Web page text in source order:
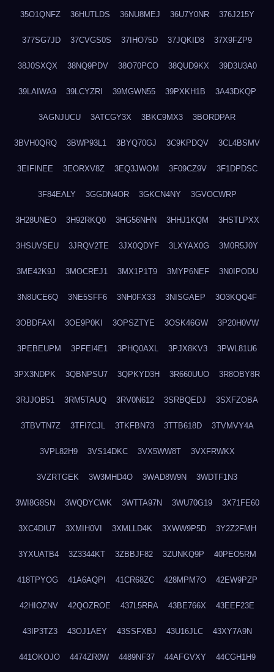
35O1QNFZ 36HUTLDS 36NU8MEJ 36U7Y0NR 376J215Y
377SG7JD 37CVGS0S 37IHO75D 37JQKID8 37X9FZP9
38J0SXQX 38NQ9PDV 38O70PCO 38QUD9KX 39D3U3A0
39LAIWA9 39LCYZRI 39MGWN55 39PXKH1B 3A43DKQP
3AGNJUCU 3ATCGY3X 3BKC9MX3 3BORDPAR
3BVH0QRQ 3BWP93L1 3BYQ70GJ 3C9KPDQV 3CL4BSMV
3EIFINEE 3EORXV8Z 3EQ3JWOM 3F09CZ9V 3F1DPDSC
3F84EALY 3GGDN4OR 3GKCN4NY 3GVOCWRP
3H28UNEO 3H92RKQ0 3HG56NHN 3HHJ1KQM 3HSTLPXX
3HSUVSEU 3JRQV2TE 3JX0QDYF 3LXYAX0G 3M0R5J0Y
3ME42K9J 3MOCREJ1 3MX1P1T9 3MYP6NEF 3N0IPODU
3N8UCE6Q 3NE5SFF6 3NH0FX33 3NISGAEP 3O3KQQ4F
3OBDFAXI 3OE9P0KI 3OPSZTYE 3OSK46GW 3P20H0VW
3PEBEUPM 3PFEI4E1 3PHQ0AXL 3PJX8KV3 3PWL81U6
3PX3NDPK 3QBNPSU7 3QPKYD3H 3R660UUO 3R8OBY8R
3RJJOB51 3RM5TAUQ 3RV0N612 3SRBQEDJ 3SXFZOBA
3TBVTN7Z 3TFI7CJL 3TKFBN73 3TTB618D 3TVMVY4A
3VPL82H9 3VS14DKC 3VX5WW8T 3VXFRWKX
3VZRTGEK 3W3MHD4O 3WAD8W9N 3WDTF1N3
3WI8G8SN 3WQDYCWK 3WTTA97N 3WU70G19 3X71FE60
3XC4DIU7 3XMIH0VI 3XMLLD4K 3XWW9P5D 3Y2Z2FMH
3YXUATB4 3Z3344KT 3ZBBJF82 3ZUNKQ9P 40PEO5RM
418TPYOG 41A6AQPI 41CR68ZC 428MPM7O 42EW9PZP
42HIOZNV 42QOZROE 437L5RRA 43BE766X 43EEF23E
43IP3TZ3 43OJ1AEY 43SSFXBJ 43U16JLC 43XY7A9N
441OKOJO 4474ZR0W 4489NF37 44AFGVXY 44CGH1H9